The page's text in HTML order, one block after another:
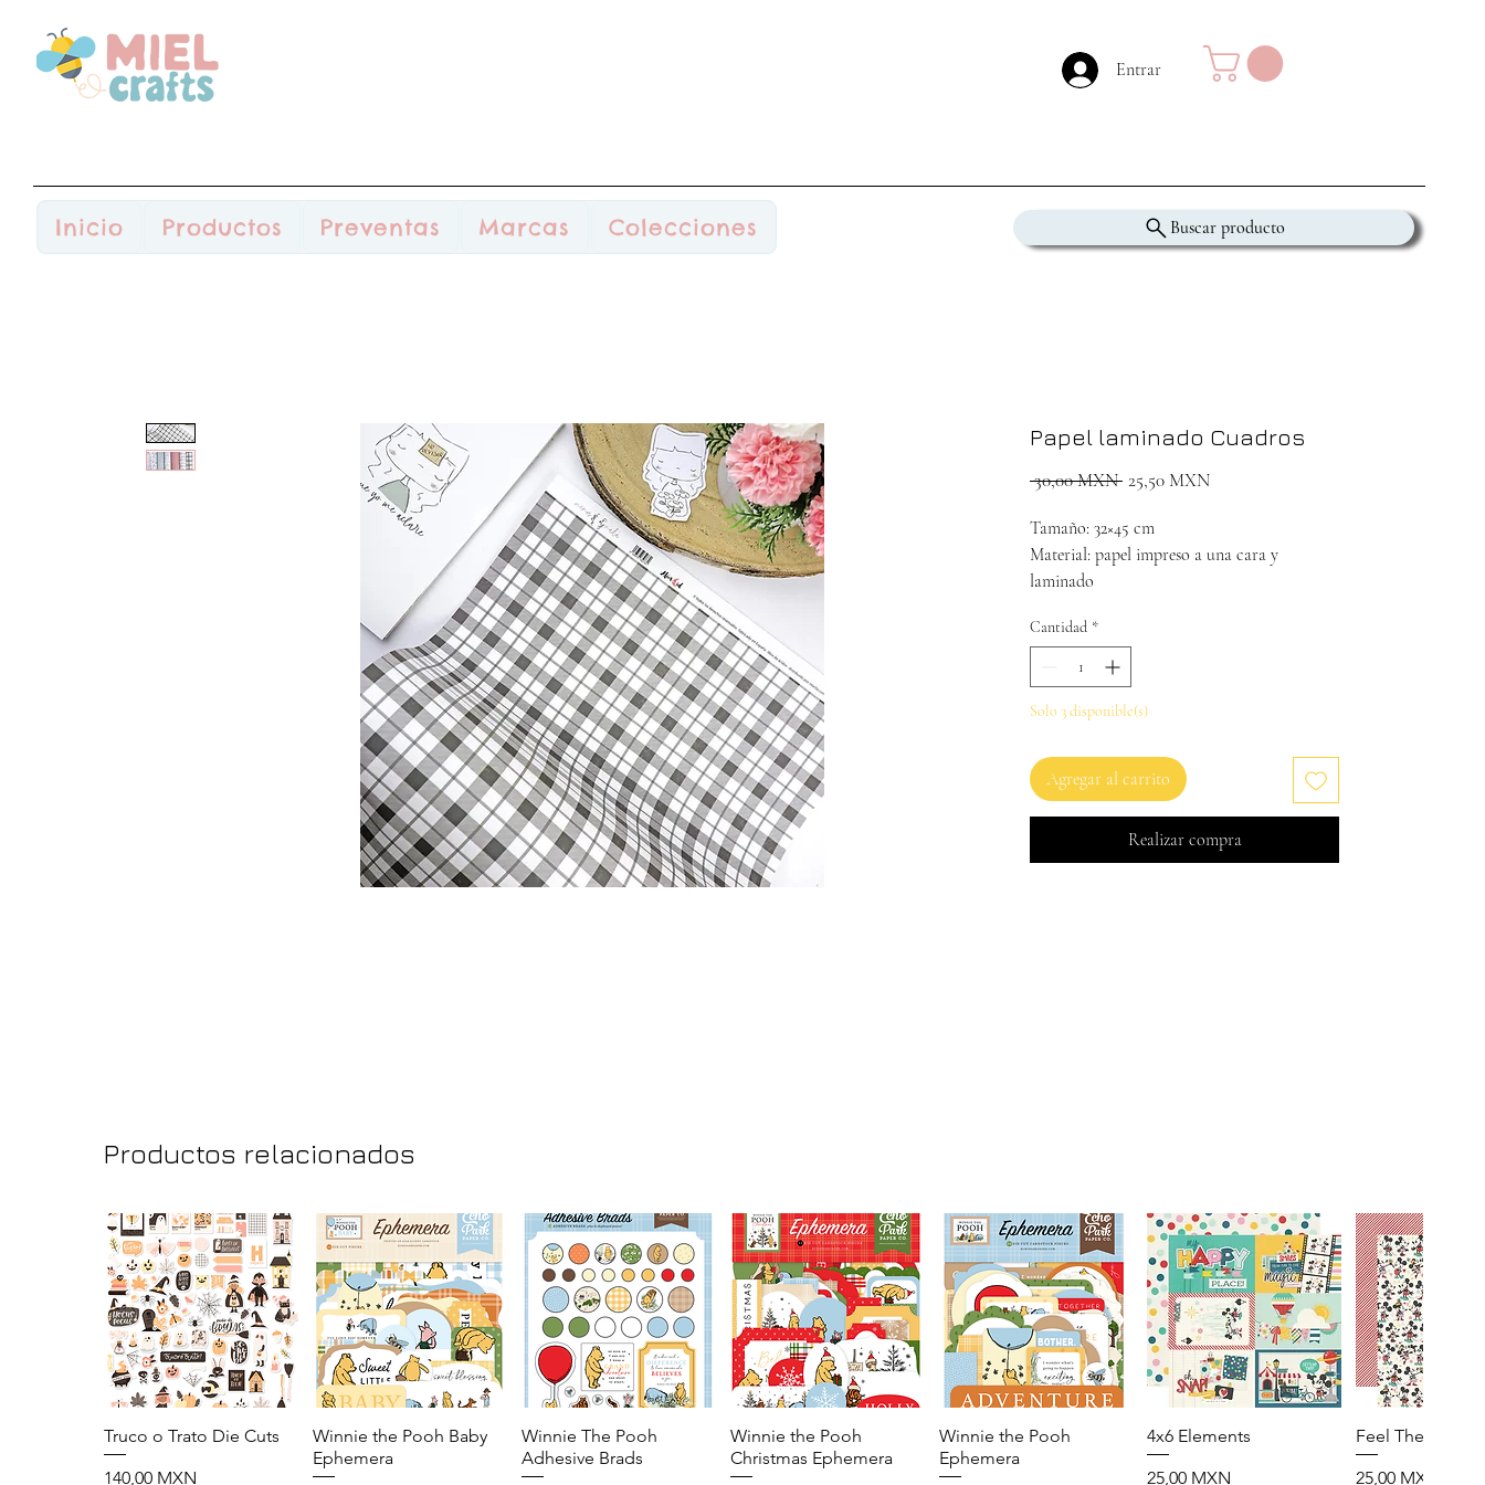
Entrar
Inicio Productos Preventas Marcas Colecciones Buscar producto
Papel laminado Cuadros
30,00 MXN Precio
25,50 MXNPrecio
Tamaño: 32×45 cm
Material: papel impreso a una cara y
laminado
Cantidad *
Solo 3 disponible(s)
Agregar al carrito
Realizar compra
Productos relacionados
Vista rápida
Truco o Trato Die Cuts
Precio
140,00 MXN
Vista rápida
Winnie the Pooh Baby
Ephemera
Vista rápida
Winnie The Pooh
Adhesive Brads
Vista rápida
Winnie the Pooh
Christmas Ephemera
Vista rápida
Winnie the Pooh
Ephemera
Vista rápida
4x6 Elements
Precio
25,00 MXN
Vista
Feel The Magic
Precio
25,00 MXN